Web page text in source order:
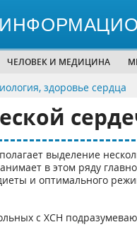
ЧЕЛОВЕК И МЕДИЦИНА
здоровье сердца
выделение
в этом ряду
и оптимального
с ХСН